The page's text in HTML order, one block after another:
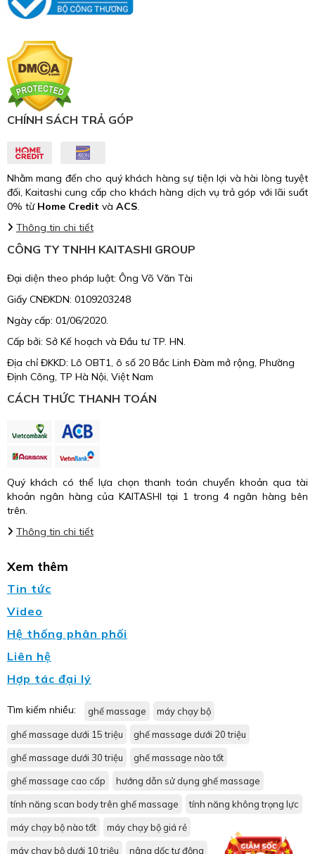
CHÍNH SÁCH TRẢ GÓP
Nhằm mang đến cho quý khách hàng sự tiện lợi và hài lòng tuyệt
đối, Kaitashi cung cấp cho khách hàng dịch vụ trả góp với lãi suất
0% từ Home Credit và ACS.
Thông tin chi tiết
CÔNG TY TNHH KAITASHI GROUP
Đại diện theo pháp luật: Ông Võ Văn Tài
Giấy CNĐKDN: 0109203248
Ngày cấp: 01/06/2020.
Cấp bởi: Sở Kế hoạch và Đầu tư TP. HN.
Địa chỉ ĐKKD: Lô OBT1, ô số 20 Bắc Linh Đàm mở rộng, Phường
Định Công, TP Hà Nội, Việt Nam
CÁCH THỨC THANH TOÁN
Quý khách có thể lựa chọn thanh toán chuyển khoản qua tài
khoản ngân hàng của KAITASHI tại 1 trong 4 ngân hàng bên
trên.
Thông tin chi tiết
Xem thêm
Tin tức
Video
Hệ thống phân phối
Liên hệ
Hợp tác đại lý
Tìm kiếm nhiều: ghế massage máy chạy bộ
ghế massage dưới 15 triệu ghế massage dưới 20 triệu
ghế massage dưới 30 triệu ghế massage nào tốt
ghế massage cao cấp hướng dẫn sử dụng ghế massage
tính năng scan body trên ghế massage tính năng không trọng lực
máy chạy bộ nào tốt máy chạy bộ giá rẻ
máy chạy bộ dưới 10 triệu nâng dốc tự động